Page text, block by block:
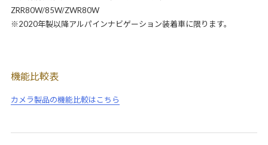
ZRR80W/85W/ZWR80W
※2020年製以降アルパインナビゲーション装着車に限ります。
機能比較表
カメラ製品の機能比較はこちら